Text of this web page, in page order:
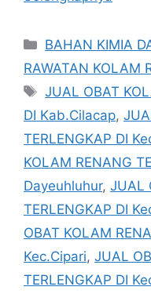
Kategori
BAHAN KIMIA
RAWATAN KOLAM
Tag
JUAL OBAT
DI Kab.Cilacap,
TERLENGKAP DI
KOLAM RENANG
Dayeuhluhur, JUAL
TERLENGKAP DI
OBAT KOLAM
Kec.Cipari, JUAL
TERLENGKAP DI